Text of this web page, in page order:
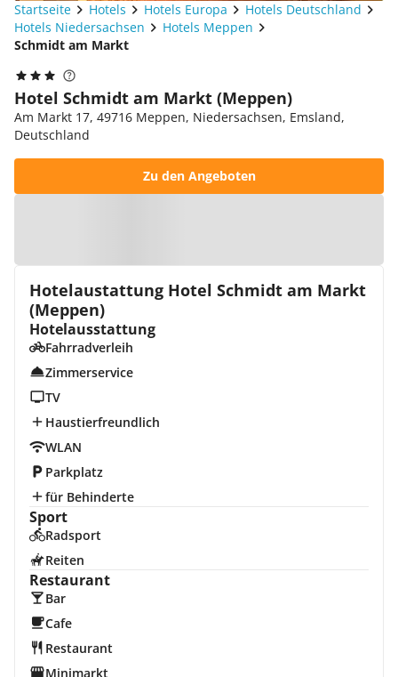
Startseite Hotels Hotels Europa
Hotels Deutschland
Hotels Niedersachsen
Hotels Meppen
Schmidt am Markt
Hotel Schmidt am Markt (Meppen)
Am Markt 17, 49716 Meppen, Niedersachsen, Emsland,
Deutschland
Zu den Angeboten
Hotelaustattung Hotel Schmidt am Markt
(Meppen)
Hotelausstattung
Fahrradverleih
Zimmerservice
TV
Haustierfreundlich
WLAN
Parkplatz
für Behinderte
Sport
Radsport
Reiten
Restaurant
Bar
Cafe
Restaurant
Minimarkt